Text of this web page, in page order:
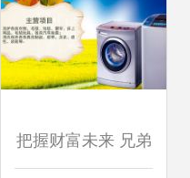
把握财富未来 兄弟